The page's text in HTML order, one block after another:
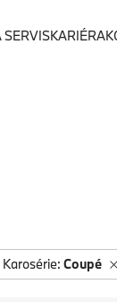
SERVISKARIÉRA
Karosérie:Coupé